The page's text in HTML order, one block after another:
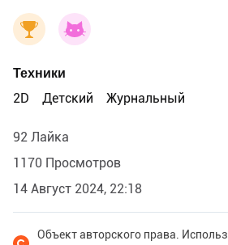
Техники
2D
Детский Журнальный
92 Лайка
1170 Просмотров
14 Август 2024, 22:18
Объект авторского права.